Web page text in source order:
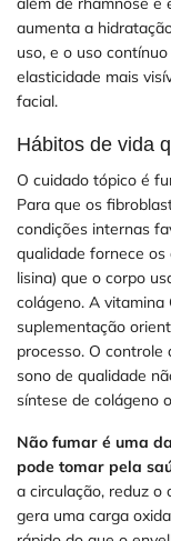
aumenta a
uso, e o uso
elasticidade mais
facial.
Hábitos de vida
O cuidado tópico é
Para que os
condições internas
qualidade fornece os
lisina) que o corpo
colágeno. A vitamina
suplementação
processo. O controle
sono de qualidade
síntese de colágeno
Não fumar é uma
pode tomar pela
a circulação, reduz o
gera uma carga